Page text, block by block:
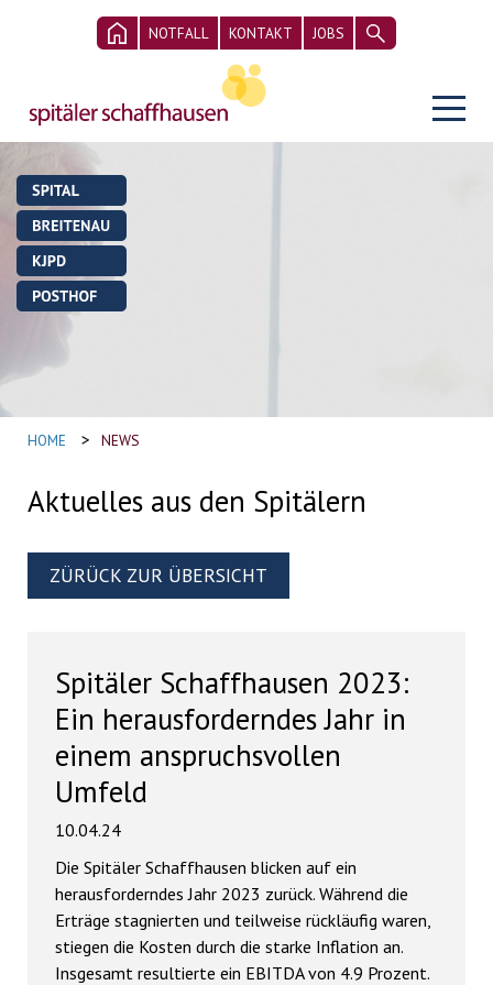
NOTFALL KONTAKT JOBS
HOME > NEWS
Aktuelles aus den Spitälern
ZÜRÜCK ZUR ÜBERSICHT
Spitäler Schaffhausen 2023:
Ein herausforderndes Jahr in
einem anspruchsvollen
Umfeld
10.04.24
Die Spitäler Schaffhausen blicken auf ein
herausforderndes Jahr 2023 zurück. Während die
Erträge stagnierten und teilweise rückläufig waren,
stiegen die Kosten durch die starke Inflation an.
Insgesamt resultierte ein EBITDA von 4.9 Prozent.